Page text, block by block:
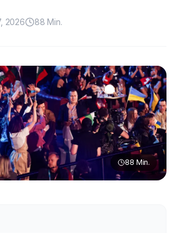
2026 88 Min.
88 Min.